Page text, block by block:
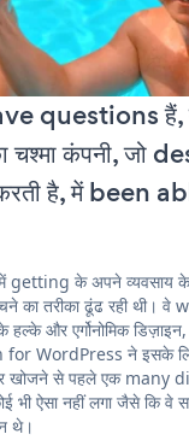
questions हैं,
कंपनी, जो
करती है, में been
में getting के अपने व्यवसाय
का तरीका ढूंढ रही थी। वे
हल्के और एर्गोनोमिक
WordPress ने इसके लिए
खोजने से पहले एक
भी ऐसा नहीं लगा जैसे कि वे
थे।